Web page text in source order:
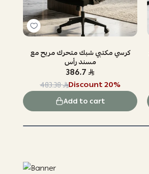
كرسي مكتبي شبك متحرك مريح مع
مسند رأس
386.7
483.38 Discount20%
Add to cart